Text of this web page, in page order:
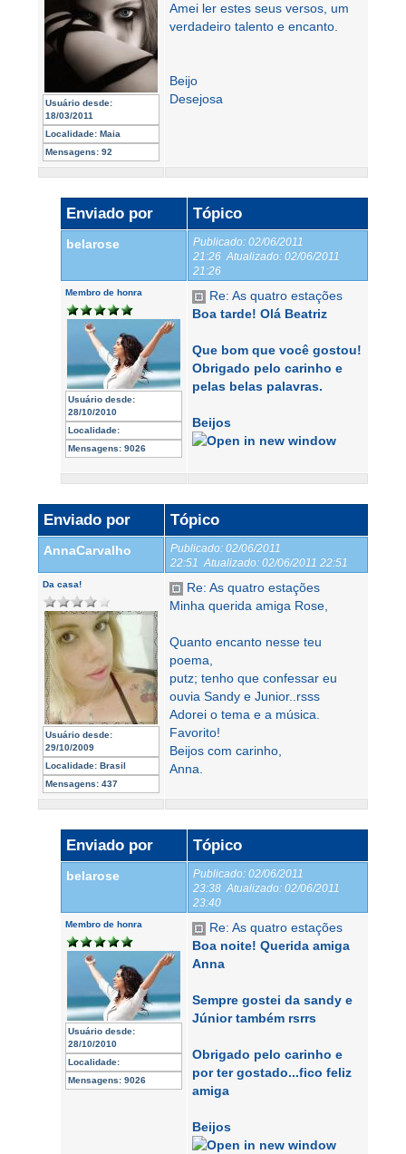
Usuário desde:
18/03/2011
Localidade: Maia
Mensagens: 92
Amei ler estes seus versos, um
verdadeiro talento e encanto.
Beijo
Desejosa
Enviado por Tópico
belarose Publicado: 02/06/2011
21:26 Atualizado: 02/06/2011
21:26
Membro de honra
Usuário desde:
28/10/2010
Localidade:
Mensagens: 9026
Re: As quatro estações
Boa tarde! Olá Beatriz
Que bom que você gostou!
Obrigado pelo carinho e
pelas belas palavras.
Beijos
Enviado por Tópico
AnnaCarvalho Publicado: 02/06/2011
22:51 Atualizado: 02/06/2011 22:51
Da casa!
Usuário desde:
29/10/2009
Localidade: Brasil
Mensagens: 437
Re: As quatro estações
Minha querida amiga Rose,
Quanto encanto nesse teu
poema,
putz; tenho que confessar eu
ouvia Sandy e Junior..rsss
Adorei o tema e a música.
Favorito!
Beijos com carinho,
Anna.
Enviado por Tópico
belarose Publicado: 02/06/2011
23:38 Atualizado: 02/06/2011
23:40
Membro de honra
Usuário desde:
28/10/2010
Localidade:
Mensagens: 9026
Re: As quatro estações
Boa noite! Querida amiga
Anna
Sempre gostei da sandy e
Júnior também rsrrs
Obrigado pelo carinho e
por ter gostado...fico feliz
amiga
Beijos